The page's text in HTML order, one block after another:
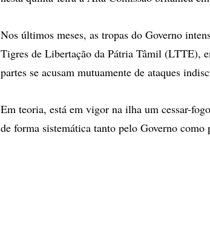
Nos últimos meses, as tropas do Governo
Tigres de Libertação da Pátria Tâmil (LTTE),
partes se acusam mutuamente de ataques
Em teoria, está em vigor na ilha um cessar-
de forma sistemática tanto pelo Governo como